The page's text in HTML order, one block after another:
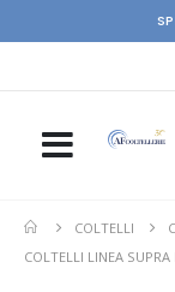
COLTELLI
COLTELLI LINEA